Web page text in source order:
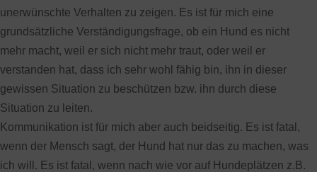
unerwünschte Verhalten zu zeigen. Es ist für mich eine
grundsätzliche Verständigungsfrage, ob ein Hund es nicht
mehr macht, weil er sich nicht mehr traut, oder weil er
verstanden hat, dass ich sehr wohl fähig bin, ihn in dieser
gewissen Situation zu beschützen bzw. ihn durch diese
Situation zu leiten.
Kommunikation ist für mich aber auch beidseitig. Es ist fatal,
wenn der Mensch sagt, der Hund hat nur das zu machen, was
ich will. Es ist fatal, wenn nach wie vor auf Hundeplätzen z.B.